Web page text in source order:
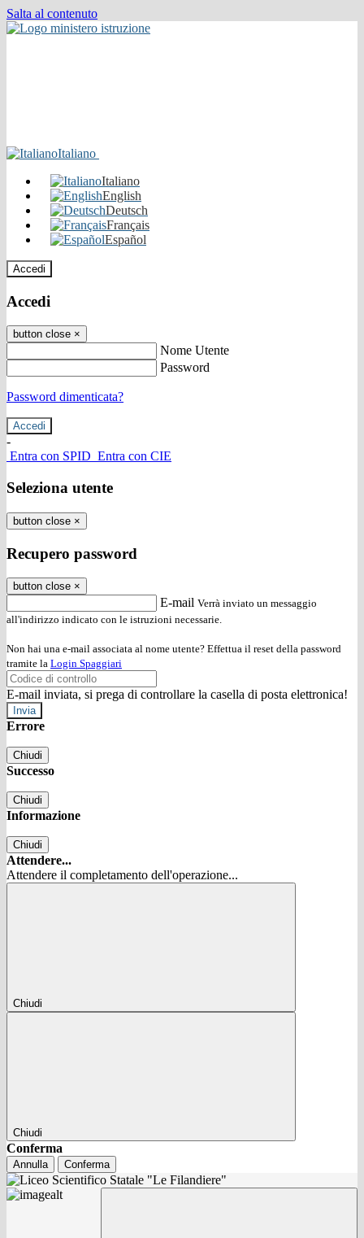
Salta al contenuto
Italiano
Italiano
English
Deutsch
Français
Español
Accedi
Accedi
button close ×
Nome Utente
Password
Password dimenticata?
-
Entra con SPID Entra con CIE
Seleziona utente
button close ×
Recupero password
button close ×
E-mail Verrà inviato un messaggio
all'indirizzo indicato con le istruzioni necessarie.
Non hai una e-mail associata al nome utente? Effettua il reset della password
tramite la Login Spaggiari
E-mail inviata, si prega di controllare la casella di posta elettronica!
Errore
Chiudi
Successo
Chiudi
Informazione
Chiudi
Attendere...
Attendere il completamento dell'operazione...
Chiudi
Chiudi
Conferma
Annulla Conferma